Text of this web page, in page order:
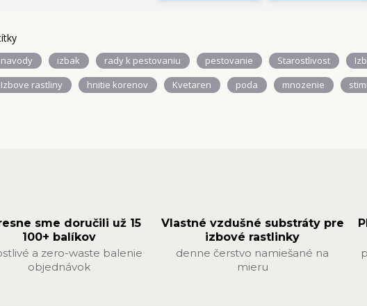
navody izbak rady k pestovaniu pestovanie Starostlivost
Izbove rastliny
hnitie korenov Kvetaren poda mnozenie
sme doručili už 15
100+ balíkov
a zero-waste balenie
objednávok
Vlastné vzdušné substráty pre
izbové rastlinky
denne čerstvo namiešané na
mieru